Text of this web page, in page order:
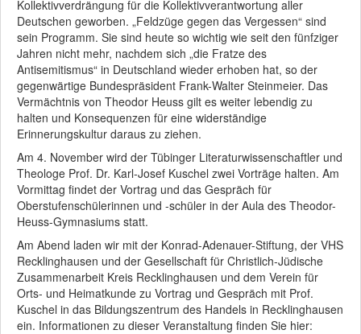
Kollektivverdrängung für die Kollektivverantwortung aller
Deutschen geworben. „Feldzüge gegen das Vergessen“ sind
sein Programm. Sie sind heute so wichtig wie seit den fünfziger
Jahren nicht mehr, nachdem sich „die Fratze des
Antisemitismus“ in Deutschland wieder erhoben hat, so der
gegenwärtige Bundespräsident Frank-Walter Steinmeier. Das
Vermächtnis von Theodor Heuss gilt es weiter lebendig zu
halten und Konsequenzen für eine widerständige
Erinnerungskultur daraus zu ziehen.
Am 4. November wird der Tübinger Literaturwissenschaftler und
Theologe Prof. Dr. Karl-Josef Kuschel zwei Vorträge halten. Am
Vormittag findet der Vortrag und das Gespräch für
Oberstufenschülerinnen und -schüler in der Aula des Theodor-
Heuss-Gymnasiums statt.
Am Abend laden wir mit der Konrad-Adenauer-Stiftung, der VHS
Recklinghausen und der Gesellschaft für Christlich-Jüdische
Zusammenarbeit Kreis Recklinghausen und dem Verein für
Orts- und Heimatkunde zu Vortrag und Gespräch mit Prof.
Kuschel in das Bildungszentrum des Handels in Recklinghausen
ein. Informationen zu dieser Veranstaltung finden Sie hier: